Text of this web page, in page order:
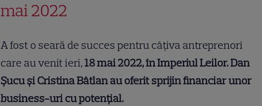
mai 2022
A fost o seară de succes pentru câțiva antreprenori
care au venit ieri,18 mai 2022, în Imperiul Leilor. Dan
Șucu și Cristina Bâtlan au oferit sprijin financiar unor
business-uri cu potențial.